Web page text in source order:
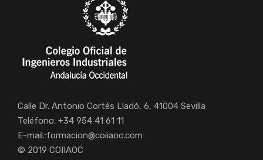
Calle Dr. Antonio Cortés Lladó, 6, 41004 Sevilla
Teléfono: +34 954 41 61 11
E-mail.:formacion@coiiaoc.com
© 2019 COIIAOC